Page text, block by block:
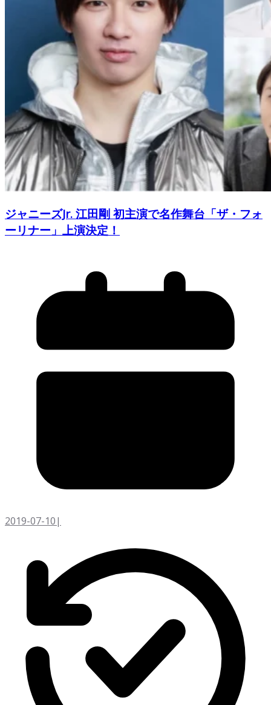
ジャニーズJr. 江田剛 初主演で名作舞台「ザ・フォ
ーリナー」上演決定！
2019-07-10|